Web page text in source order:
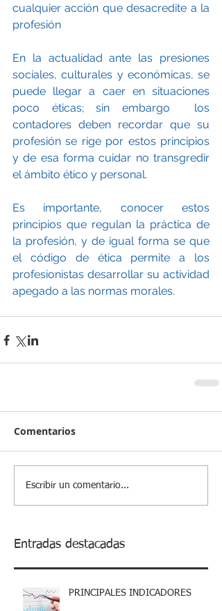
cualquier acción que desacredite a la
profesión
En la actualidad ante las presiones
sociales, culturales y económicas, se
puede llegar a caer en situaciones
poco éticas; sin embargo  los
contadores deben recordar que su
profesión se rige por estos principios
y de esa forma cuidar no transgredir
el ámbito ético y personal.
Es importante, conocer estos
principios que regulan la práctica de
la profesión, y de igual forma se que
el código de ética permite a los
profesionistas desarrollar su actividad
apegado a las normas morales.
Comentarios
Escribir un comentario...
Entradas destacadas
PRINCIPALES INDICADORES